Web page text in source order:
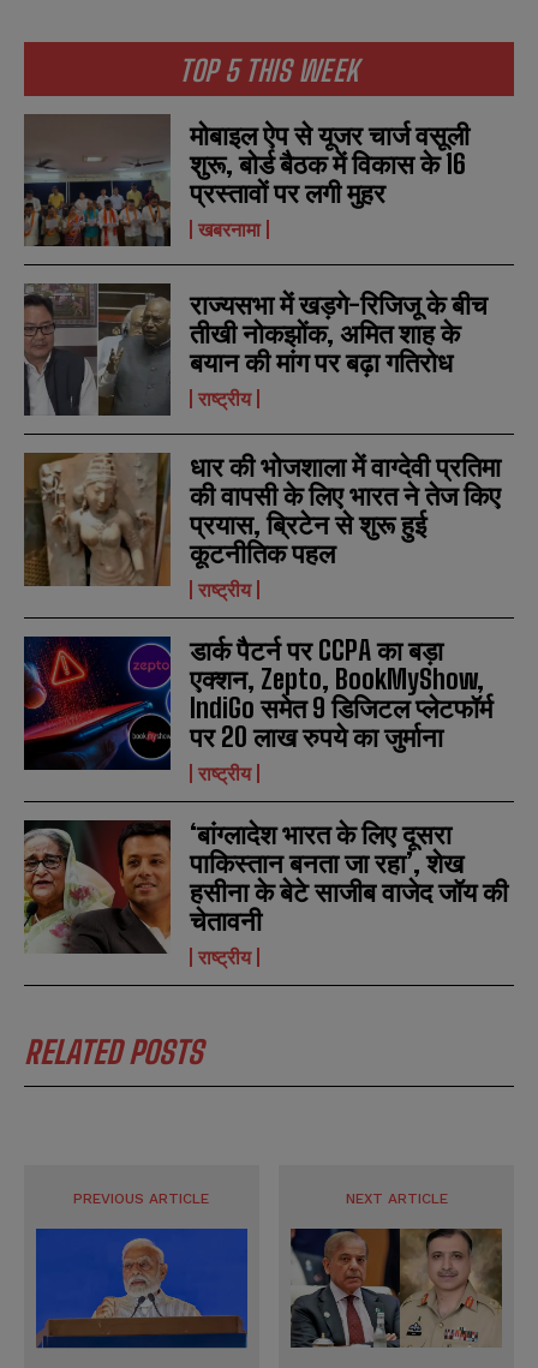
N
a
m
e
E
m
a
i
l
*
N
m
b
SUBMIT
N
a
m
e
E
m
a
i
l
*
N
m
b
SUBMIT
TOP 5 THIS WEEK
मोबाइल ऐप से यूजर चार्ज वसूली
शुरू, बोर्ड बैठक में विकास के 16
प्रस्तावों पर लगी मुहर
खबरनामा
राज्यसभा में खड़गे-रिजिजू के बीच
तीखी नोकझोंक, अमित शाह के
बयान की मांग पर बढ़ा गतिरोध
राष्ट्रीय
धार की भोजशाला में वाग्देवी प्रतिमा
की वापसी के लिए भारत ने तेज किए
प्रयास, ब्रिटेन से शुरू हुई
कूटनीतिक पहल
राष्ट्रीय
डार्क पैटर्न पर CCPA का बड़ा
एक्शन, Zepto, BookMyShow,
IndiGo समेत 9 डिजिटल प्लेटफॉर्म
पर 20 लाख रुपये का जुर्माना
राष्ट्रीय
‘बांग्लादेश भारत के लिए दूसरा
पाकिस्तान बनता जा रहा’, शेख
हसीना के बेटे साजीब वाजेद जॉय की
चेतावनी
राष्ट्रीय
RELATED POSTS
PREVIOUS ARTICLE NEXT ARTICLE